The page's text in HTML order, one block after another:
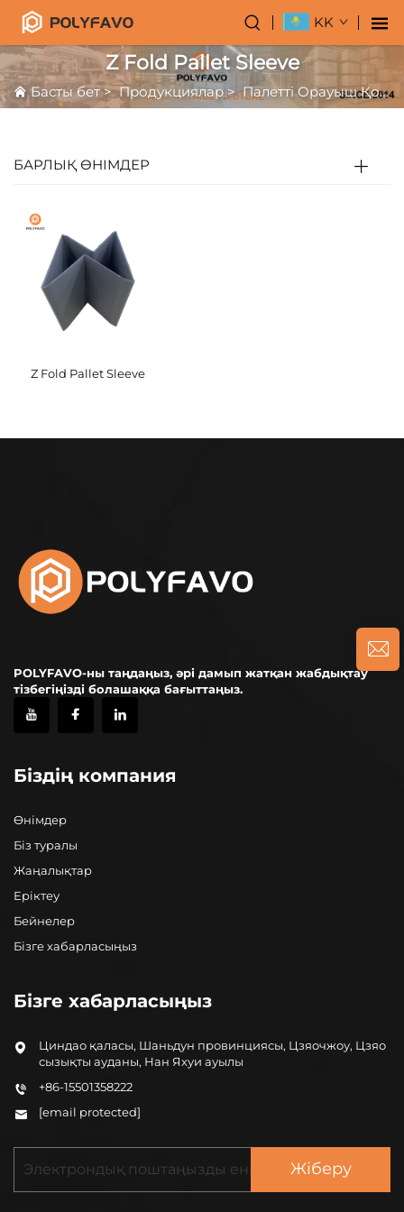
KK
Z Fold Pallet Sleeve
Басты бет>Продукциялар>Палетті Орауыш Қорап
БАРЛЫҚ ӨНІМДЕР
Z Fold Pallet Sleeve
POLYFAVO-ны таңдаңыз, әрі дамып жатқан жабдықтау
тізбегіңізді болашаққа бағыттаңыз.
Біздің компания
Өнімдер
Біз туралы
Жаңалықтар
Еріктеу
Бейнелер
Бізге хабарласыңыз
Бізге хабарласыңыз
Циндао қаласы, Шаньдун провинциясы, Цзяочжоу, Цзяо
сызықты ауданы, Нан Яхуи ауылы
+86-15501358222
[email protected]
Жіберу